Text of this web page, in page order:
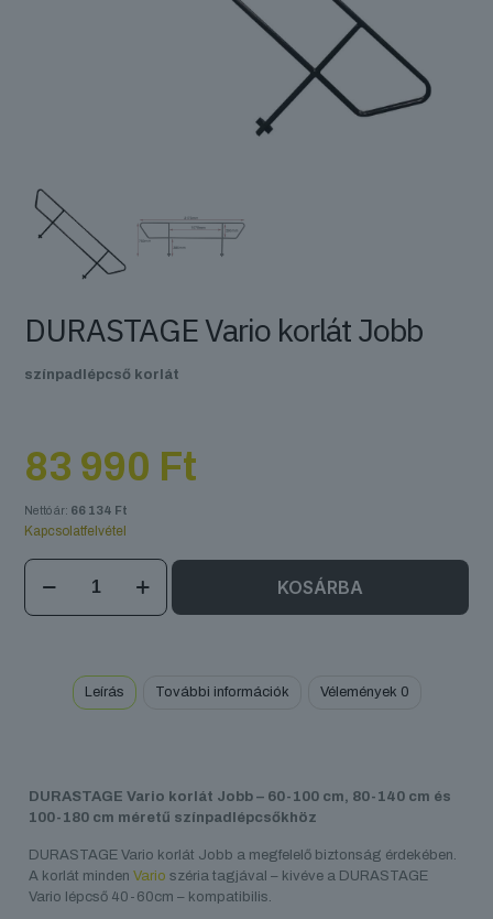
DURASTAGE Vario korlát Jobb
színpadlépcső korlát
83 990 Ft
Nettó ár: 66 134 Ft
Kapcsolatfelvétel
DURASTAGE
Vario
korlát
KOSÁRBA
Leírás További információk Vélemények 0
DURASTAGE Vario korlát Jobb – 60-100 cm, 80-140 cm és
100-180 cm méretű színpadlépcsőkhöz
DURASTAGE Vario korlát Jobb a megfelelő biztonság érdekében.
A korlát mindenVario széria tagjával – kivéve a DURASTAGE
Vario lépcső 40-60cm – kompatibilis.